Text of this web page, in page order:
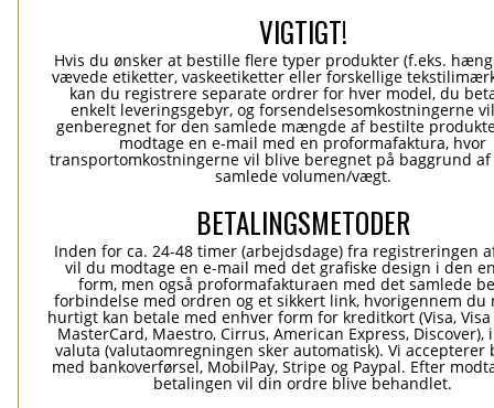
VIGTIGT!
Hvis du ønsker at bestille flere typer produkter (f.eks.
vævede etiketter, vaskeetiketter eller forskellige
kan du registrere separate ordrer for hver model, du
enkelt leveringsgebyr, og forsendelsesomkostningerne
genberegnet for den samlede mængde af bestilte
modtage en e-mail med en proformafaktura, hvor
transportomkostningerne vil blive beregnet på baggrund af
samlede volumen/vægt.
BETALINGSMETODER
Inden for ca. 24-48 timer (arbejdsdage) fra registreringen
vil du modtage en e-mail med det grafiske design i den
form, men også proformafakturaen med det samlede
forbindelse med ordren og et sikkert link, hvorigennem du
hurtigt kan betale med enhver form for kreditkort (Visa, Visa
MasterCard, Maestro, Cirrus, American Express, Discover),
valuta (valutaomregningen sker automatisk). Vi accepterer
med bankoverførsel, MobilPay, Stripe og Paypal. Efter
betalingen vil din ordre blive behandlet.